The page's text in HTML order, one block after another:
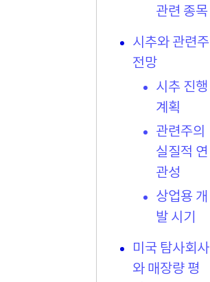
관련 종목
시추와 관련주
전망
시추 진행
계획
관련주의
실질적 연
관성
상업용 개
발 시기
미국 탐사회사
와 매장량 평